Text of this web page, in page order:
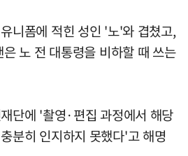
니폼에 적힌 성인 '노'와 겹쳤고,
노 전 대통령을 비하할 때 쓰는
단에 '촬영·편집 과정에서 해당
분히 인지하지 못했다'고 해명